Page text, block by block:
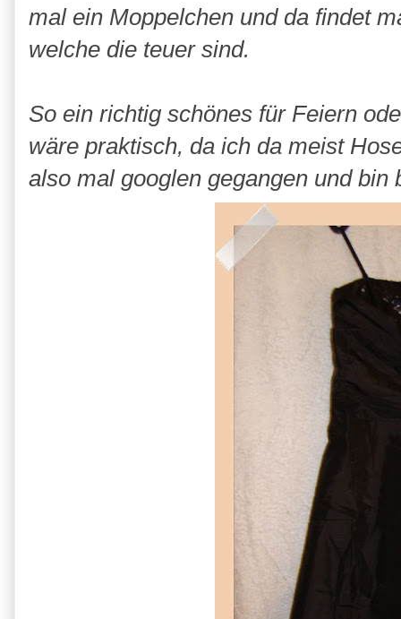
mal ein Moppelchen und da findet
welche die teuer sind.
So ein richtig schönes für Feiern
wäre praktisch, da ich da meist
also mal googlen gegangen und bin